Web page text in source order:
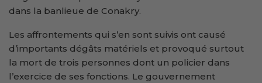
dans la banlieue de Conakry.
Les affrontements qui s’en sont suivis ont causé
d’importants dégâts matériels et provoqué surtout
la mort de trois personnes dont un policier dans
l’exercice de ses fonctions. Le gouvernement